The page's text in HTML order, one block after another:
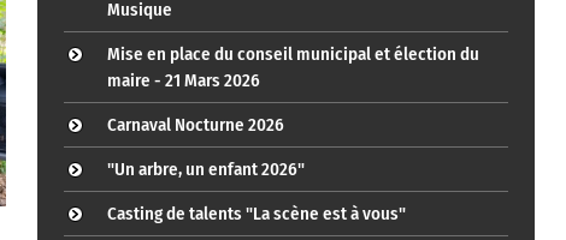
Musique
Mise en place du conseil municipal et élection du
maire - 21 Mars 2026
Carnaval Nocturne 2026
"Un arbre, un enfant 2026"
Casting de talents "La scène est à vous"